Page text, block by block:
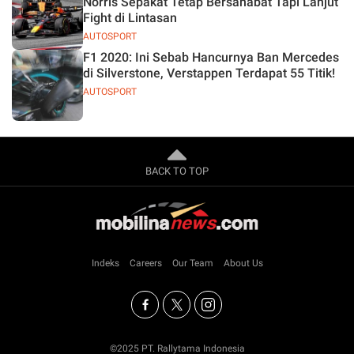
AUTOSPORT
Fight di Lintasan
AUTOSPORT
F1 2020: Ini Sebab Hancurnya Ban Mercedes
di Silverstone, Verstappen Terdapat 55 Titik!
BACK TO TOP
Indeks Careers Our Team About Us
©2025 PT. Rallytama Indonesia